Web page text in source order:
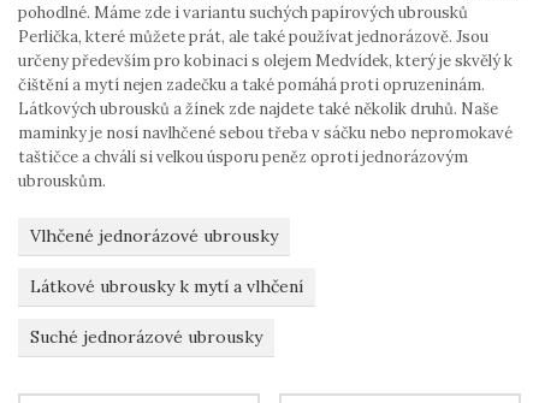
pohodlné. Máme zde i variantu suchých papírových ubrousků
Perlička, které můžete prát, ale také používat jednorázově. Jsou
určeny především pro kobinaci s olejem Medvídek, který je skvělý k
čištění a mytí nejen zadečku a také pomáhá proti opruzeninám.
Látkových ubrousků a žínek zde najdete také několik druhů. Naše
maminky je nosí navlhčené sebou třeba v sáčku nebo nepromokavé
taštičce a chválí si velkou úsporu peněz oproti jednorázovým
ubrouskům.
Vlhčené jednorázové ubrousky
Látkové ubrousky k mytí a vlhčení
Suché jednorázové ubrousky